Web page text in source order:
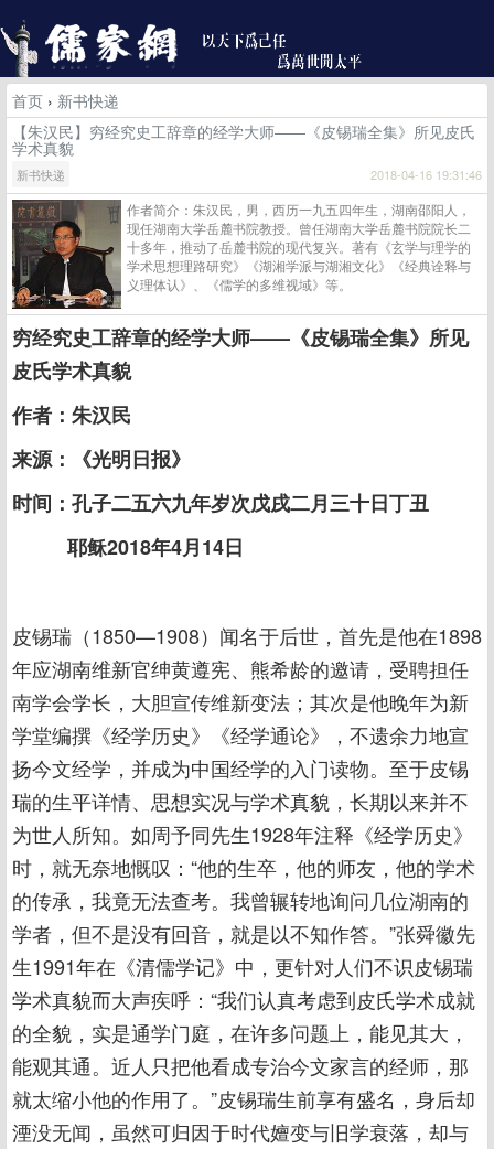
首页 › 新书快递
【朱汉民】穷经究史工辞章的经学大师——《皮锡瑞全集》所见皮氏
学术真貌
新书快递 2018-04-16 19:31:46
作者简介：朱汉民，男，西历一九五四年生，湖南邵阳人，
现任湖南大学岳麓书院教授。曾任湖南大学岳麓书院院长二
十多年，推动了岳麓书院的现代复兴。著有《玄学与理学的
学术思想理路研究》《湖湘学派与湖湘文化》《经典诠释与
义理体认》、《儒学的多维视域》等。
穷经究史工辞章的经学大师——《皮锡瑞全集》所见
皮氏学术真貌
作者：朱汉民
来源：《光明日报》
时间：孔子二五六九年岁次戊戌二月三十日丁丑
耶稣2018年4月14日
皮锡瑞（1850—1908）闻名于后世，首先是他在1898
年应湖南维新官绅黄遵宪、熊希龄的邀请，受聘担任
南学会学长，大胆宣传维新变法；其次是他晚年为新
学堂编撰《经学历史》《经学通论》，不遗余力地宣
扬今文经学，并成为中国经学的入门读物。至于皮锡
瑞的生平详情、思想实况与学术真貌，长期以来并不
为世人所知。如周予同先生1928年注释《经学历史》
时，就无奈地慨叹：“他的生卒，他的师友，他的学术
的传承，我竟无法查考。我曾辗转地询问几位湖南的
学者，但不是没有回音，就是以不知作答。”张舜徽先
生1991年在《清儒学记》中，更针对人们不识皮锡瑞
学术真貌而大声疾呼：“我们认真考虑到皮氏学术成就
的全貌，实是通学门庭，在许多问题上，能见其大，
能观其通。近人只把他看成专治今文家言的经师，那
就太缩小他的作用了。”皮锡瑞生前享有盛名，身后却
湮没无闻，虽然可归因于时代嬗变与旧学衰落，却与